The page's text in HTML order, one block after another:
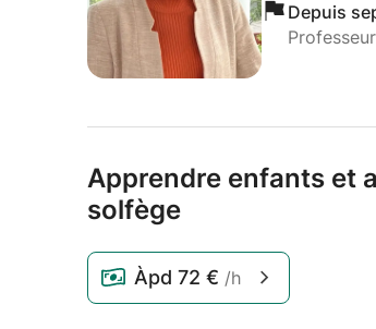
Depuis
Apprendre enfants et
solfège
Àpd 72 € /h